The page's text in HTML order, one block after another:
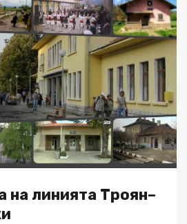
на линията Троян–